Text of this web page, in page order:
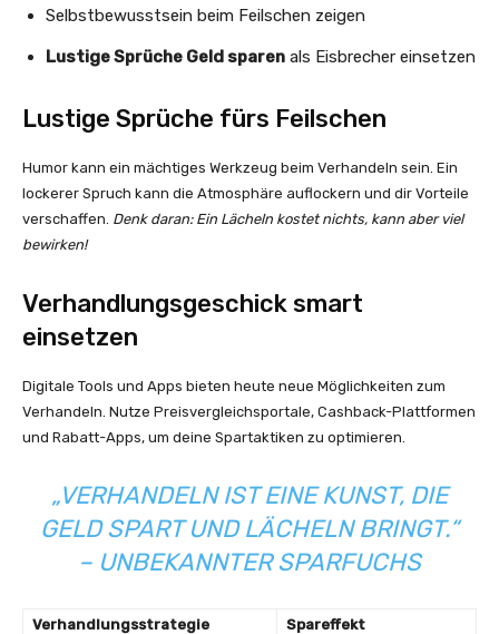
Selbstbewusstsein beim Feilschen zeigen
Lustige Sprüche Geld sparen als Eisbrecher einsetzen
Lustige Sprüche fürs Feilschen
Humor kann ein mächtiges Werkzeug beim Verhandeln sein. Ein
lockerer Spruch kann die Atmosphäre auflockern und dir Vorteile
verschaffen. Denk daran: Ein Lächeln kostet nichts, kann aber viel
bewirken!
Verhandlungsgeschick smart
einsetzen
Digitale Tools und Apps bieten heute neue Möglichkeiten zum
Verhandeln. Nutze Preisvergleichsportale, Cashback-Plattformen
und Rabatt-Apps, um deine Spartaktiken zu optimieren.
„VERHANDELN IST EINE KUNST, DIE
GELD SPART UND LÄCHELN BRINGT.“
– UNBEKANNTER SPARFUCHS
Verhandlungsstrategie
Spareffekt